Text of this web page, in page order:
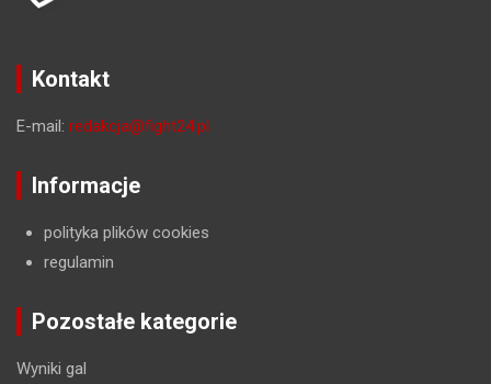
Kontakt
E-mail: redakcja@fight24.pl
Informacje
polityka plików cookies
regulamin
Pozostałe kategorie
Wyniki gal